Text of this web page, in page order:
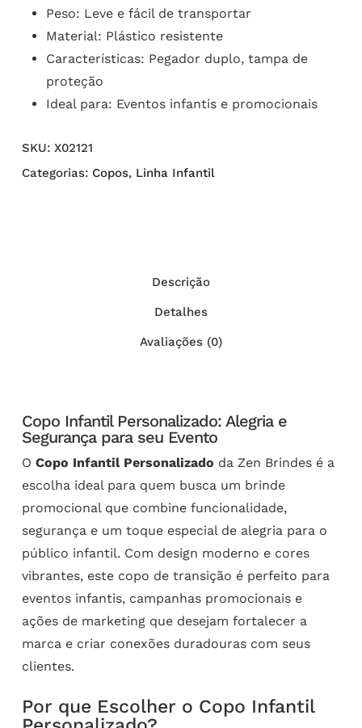
Peso: Leve e fácil de transportar
Material: Plástico resistente
Características: Pegador duplo, tampa de
proteção
Ideal para: Eventos infantis e promocionais
SKU: X02121
Categorias: Copos, Linha Infantil
Descrição
Detalhes
Avaliações (0)
Copo Infantil Personalizado: Alegria e
Segurança para seu Evento
O Copo Infantil Personalizado da Zen Brindes é a
escolha ideal para quem busca um brinde
promocional que combine funcionalidade,
segurança e um toque especial de alegria para o
público infantil. Com design moderno e cores
vibrantes, este copo de transição é perfeito para
eventos infantis, campanhas promocionais e
ações de marketing que desejam fortalecer a
marca e criar conexões duradouras com seus
clientes.
Por que Escolher o Copo Infantil